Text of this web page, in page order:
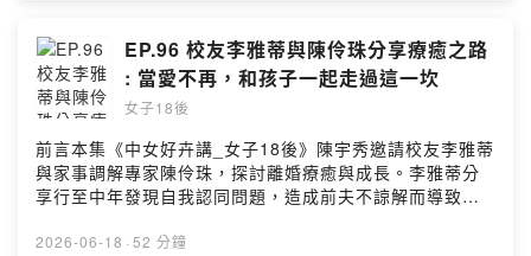
幸福平台她創立「與花相遇」品牌，結合花藝、健康、藝
術與療癒等多元領域，打造跨界交流平台。期盼透過連結
人與資源，讓更多人在生活中找到快樂、成長與幸福的可
能。節目尾聲由劉于新帶領正念減壓：與花相遇也和自己
https://open.firstory.me/user/ckuccl4c81sli0827jl16cz
1p/commentsPowered by Firstory Hosting
折，她體悟到認真學習的重要，也養成勇於面對挑戰的人
生態度。*專業深耕獲獎肯定返鄉求職期間，在好友建議下
考取地政士執照，開啟全新職涯。深耕地政領域三十餘
年，專精土地開發、財產規劃與稅務服務，並於2024年榮
獲臺中市政府「優良地政士」肯定。*工作信念堅守倫理郭
學姐強調地政士肩負守護民眾財產的重要責任，必須具備
誠信、專業與謹慎態度。她堅守職業倫理，不利用專業資
訊投機獲利，而是專注提供客戶最完善且安心的專業服
務。*善念與人生哲學工作之外，她熱愛旅行並積極維持健
EP.96 校友李雅蒂與陳伶珠分享療癒之路
: 當愛不再，和孩子一起走過這一坎
女子18後
前言本集《中女好卉講_女子18後》陳宇秀邀請校友李雅蒂
與家事調解專家陳伶珠，探討離婚療癒與成長。李雅蒂分
享行至中年發現自我認同問題，造成前夫不諒解而導致婚
人生學習之路。*30重聚連結與反思擔任畢業30重聚聯絡人
2026-06-18 · 52 分鐘